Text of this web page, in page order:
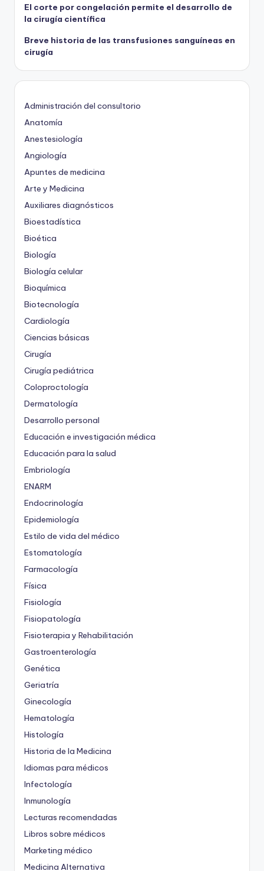
El corte por congelación permite el desarrollo de
la cirugía científica
Breve historia de las transfusiones sanguíneas en
cirugía
Administración del consultorio
Anatomía
Anestesiología
Angiología
Apuntes de medicina
Arte y Medicina
Auxiliares diagnósticos
Bioestadística
Bioética
Biología
Biología celular
Bioquímica
Biotecnología
Cardiología
Ciencias básicas
Cirugía
Cirugía pediátrica
Coloproctología
Dermatología
Desarrollo personal
Educación e investigación médica
Educación para la salud
Embriología
ENARM
Endocrinología
Epidemiología
Estilo de vida del médico
Estomatología
Farmacología
Física
Fisiología
Fisiopatología
Fisioterapia y Rehabilitación
Gastroenterología
Genética
Geriatría
Ginecología
Hematología
Histología
Historia de la Medicina
Idiomas para médicos
Infectología
Inmunología
Lecturas recomendadas
Libros sobre médicos
Marketing médico
Medicina Alternativa